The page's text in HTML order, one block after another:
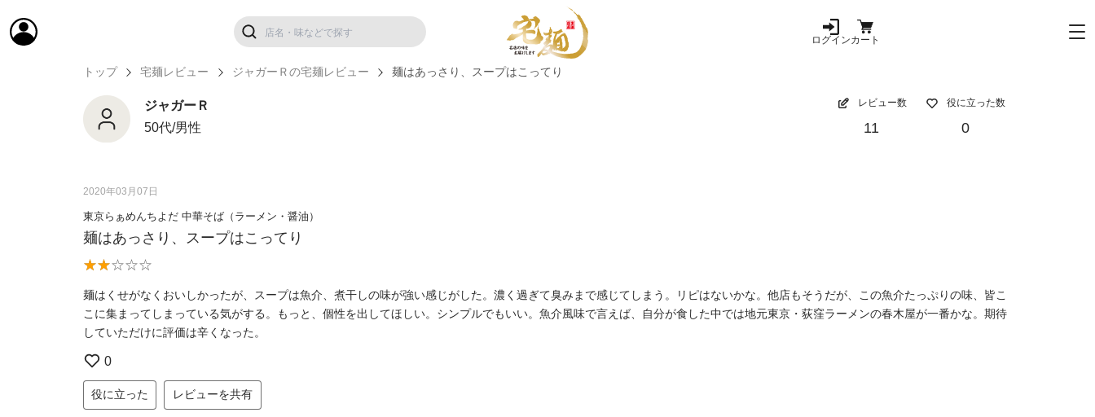
ログインカート
トップ 宅麺レビュー ジャガーＲの宅麺レビュー 麺はあっさり、スープはこってり
ジャガーＲ
50代/男性
レビュー数
11
役に立った数
0
2020年03月07日
東京らぁめんちよだ 中華そば（ラーメン・醤油）
麺はあっさり、スープはこってり
麺はくせがなくおいしかったが、スープは魚介、煮干しの味が強い感じがした。濃く過ぎて臭みまで感じてしまう。リピはないかな。他店もそうだが、この魚介たっぷりの味、皆こ
こに集まってしまっている気がする。もっと、個性を出してほしい。シンプルでもいい。魚介風味で言えば、自分が食した中では地元東京・荻窪ラーメンの春木屋が一番かな。期待
していただけに評価は辛くなった。
0
役に立った レビューを共有